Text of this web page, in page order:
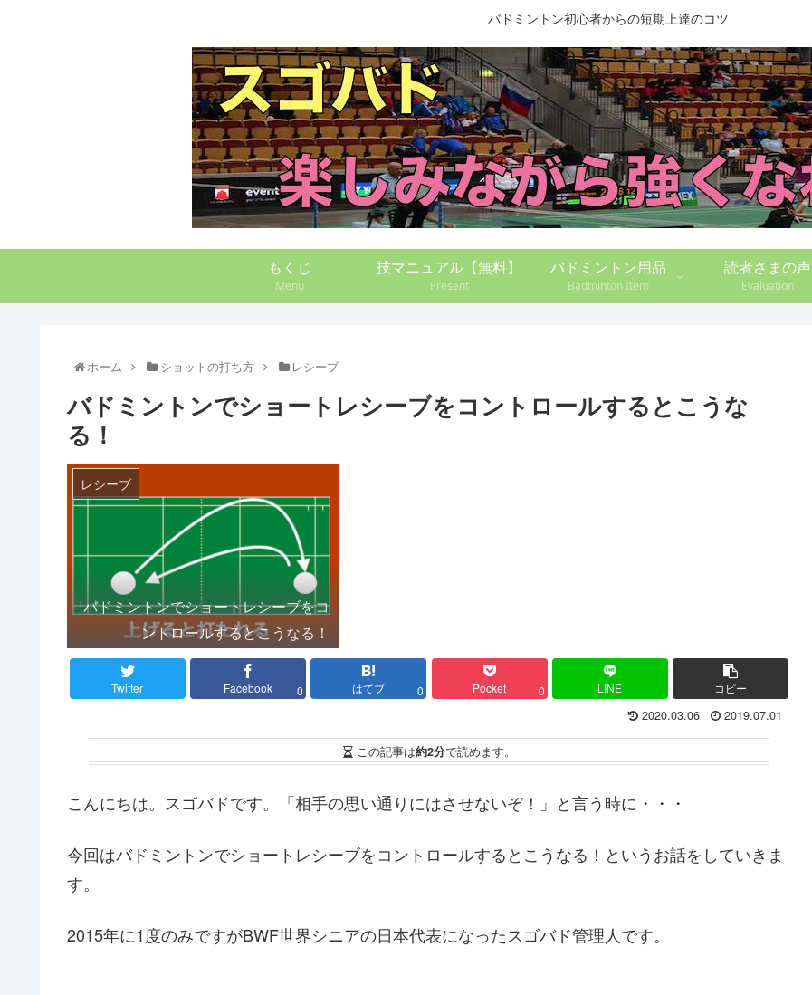
バドミントン初心者からの短期上達のコツ
もくじ
Menu
技マニュアル【無料】
Present
バドミントン用品
Badminton Item
読者さまの声
Evaluation
ホーム ショットの打ち方 レシーブ
バドミントンでショートレシーブをコントロールするとこうな
る！
レシーブ
バドミントンでショートレシーブをコ
ントロールするとこうなる！
Twitter Facebook 0 はてブ 0 Pocket 0 LINE コピー
2020.03.06 2019.07.01
この記事は約2分で読めます。
こんにちは。スゴバドです。「相手の思い通りにはさせないぞ！」と言う時に・・・
今回はバドミントンでショートレシーブをコントロールするとこうなる！というお話をしていきま
す。
2015年に1度のみですがBWF世界シニアの日本代表になったスゴバド管理人です。